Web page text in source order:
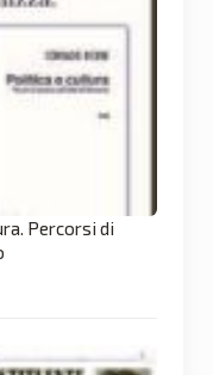
Percorsi di